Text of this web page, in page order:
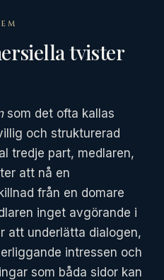
tvister
som det ofta kallas
och strukturerad
tredje part, medlaren,
att nå en
från en domare
inget avgörande i
att underlätta dialogen,
intressen och
som båda sidor kan